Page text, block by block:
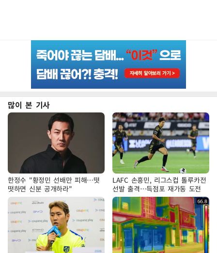
많이 본 기사
한정수 "황정민 선배만 피해…떳
떳하면 신분 공개하라"
LAFC 손흥민, 리그스컵 톨루카전
선발 출격…득점포 재가동 도전